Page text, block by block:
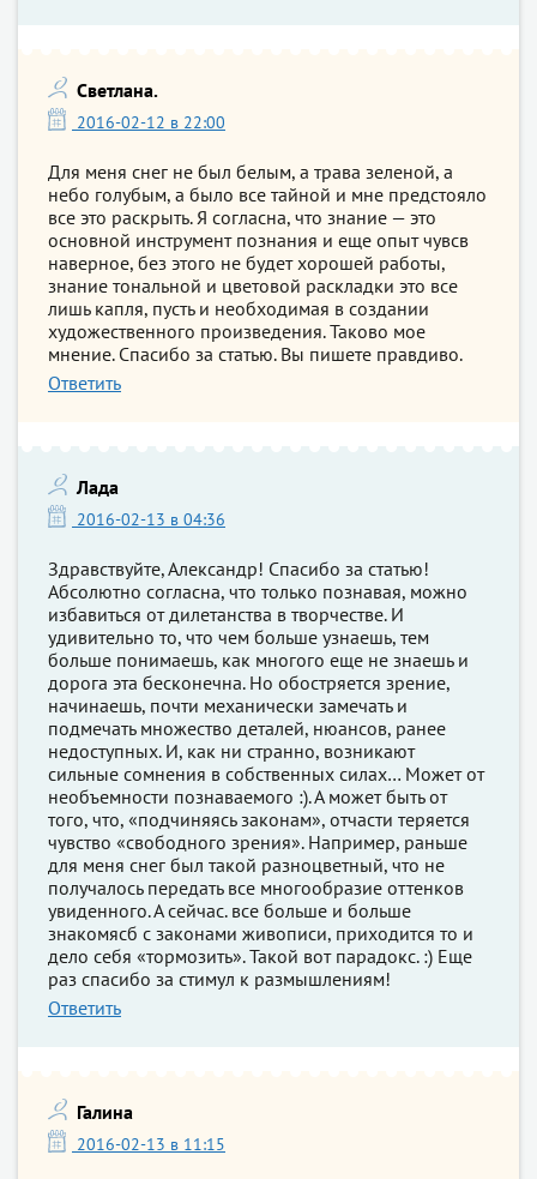
Светлана.
2016-02-12 в 22:00
Для меня снег не был белым, а трава зеленой, а
небо голубым, а было все тайной и мне предстояло
все это раскрыть. Я согласна, что знание — это
основной инструмент познания и еще опыт чувсв
наверное, без этого не будет хорошей работы,
знание тональной и цветовой раскладки это все
лишь капля, пусть и необходимая в создании
художественного произведения. Таково мое
мнение. Спасибо за статью. Вы пишете правдиво.
Ответить
Лада
2016-02-13 в 04:36
Здравствуйте, Александр! Спасибо за статью!
Абсолютно согласна, что только познавая, можно
избавиться от дилетанства в творчестве. И
удивительно то, что чем больше узнаешь, тем
больше понимаешь, как многого еще не знаешь и
дорога эта бесконечна. Но обостряется зрение,
начинаешь, почти механически замечать и
подмечать множество деталей, нюансов, ранее
недоступных. И, как ни странно, возникают
сильные сомнения в собственных силах… Может от
необъемности познаваемого :). А может быть от
того, что, «подчиняясь законам», отчасти теряется
чувство «свободного зрения». Например, раньше
для меня снег был такой разноцветный, что не
получалось передать все многообразие оттенков
увиденного. А сейчас. все больше и больше
знакомясб с законами живописи, приходится то и
дело себя «тормозить». Такой вот парадокс. :) Еще
раз спасибо за стимул к размышлениям!
Ответить
Галина
2016-02-13 в 11:15